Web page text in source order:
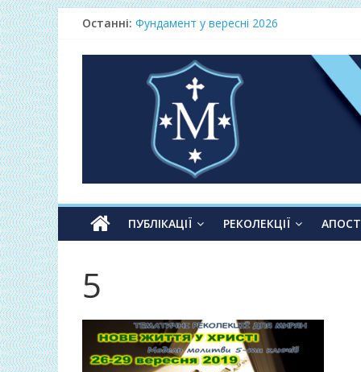
Останні: Фундамент у вересні 2026
Фундамент у грудні 2026
Lectio Divina – єв.Матея 2026
Нове життя в Христі – осінь 2026
ПУБЛІКАЦІЇ РЕКОЛЕКЦІЇ
5